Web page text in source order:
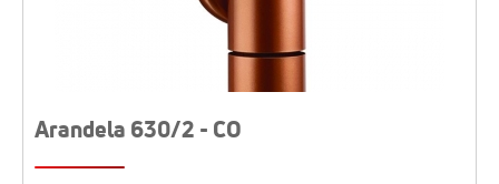
Arandela 630/2 - CO